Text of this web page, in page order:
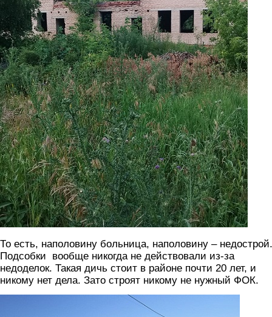
То есть, наполовину больница, наполовину – недострой.
Подсобки вообще никогда не действовали из-за
недоделок. Такая дичь стоит в районе почти 20 лет, и
никому нет дела. Зато строят никому не нужный ФОК.